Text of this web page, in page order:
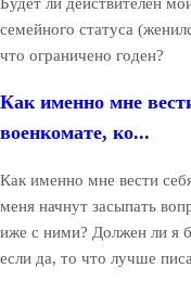
семейного статуса
что ограничено годен?
Как именно мне
военкомате, ко...
Как именно мне вести
меня начнут засыпать
иже с ними? Должен ли я
если да, то что лучше